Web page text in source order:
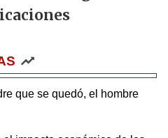
que se quedó, el hombre